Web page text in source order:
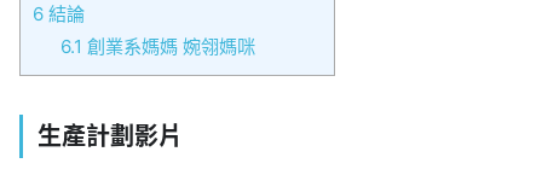
6 結論
6.1 創業系媽媽 婉翎媽咪
生產計劃影片